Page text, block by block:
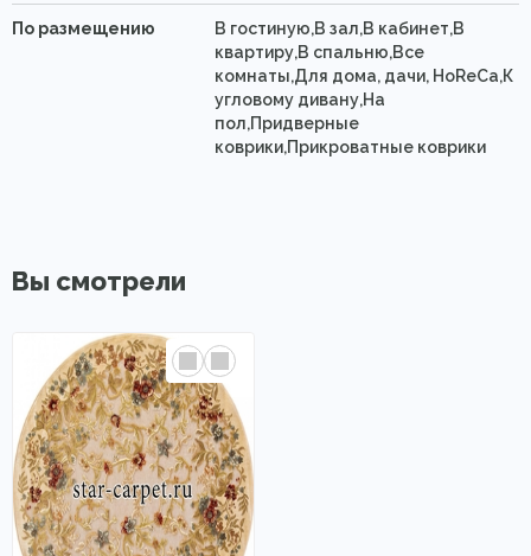
По размещению
В гостиную,В зал,В кабинет,В
квартиру,В спальню,Все
комнаты,Для дома, дачи, HoReCa,К
угловому дивану,На
пол,Придверные
коврики,Прикроватные коврики
Вы смотрели